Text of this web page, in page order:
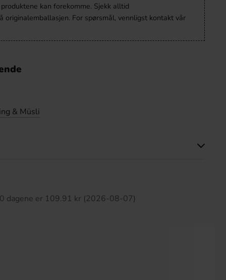
kan forekomme. Sjekk alltid
originalemballasjen. For spørsmål, vennligst kontakt vår
& Müsli
dagene er 109.91 kr (2026-08-07)